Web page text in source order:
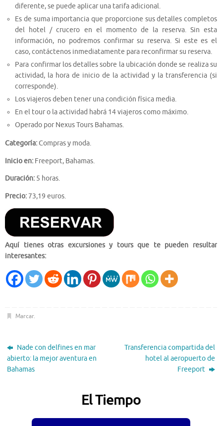
diferente, se puede aplicar una tarifa adicional.
Es de suma importancia que proporcione sus detalles completos
del hotel / crucero en el momento de la reserva. Sin esta
información, no podremos confirmar su reserva. Si este es el
caso, contáctenos inmediatamente para reconfirmar su reserva.
Para confirmar los detalles sobre la ubicación donde se realiza su
actividad, la hora de inicio de la actividad y la transferencia (si
corresponde).
Los viajeros deben tener una condición física media.
En el tour o la actividad habrá 14 viajeros como máximo.
Operado por Nexus Tours Bahamas.
Categoría:Compras y moda.
Inicio en: Freeport, Bahamas.
Duración: 5 horas.
Precio:73,19 euros.
Aquí tienes otras excursiones y tours que te pueden resultar
interesantes:
Marcar.
Nade con delfines en mar
abierto: la mejor aventura en
Bahamas
Transferencia compartida del
hotel al aeropuerto de
Freeport
El Tiempo